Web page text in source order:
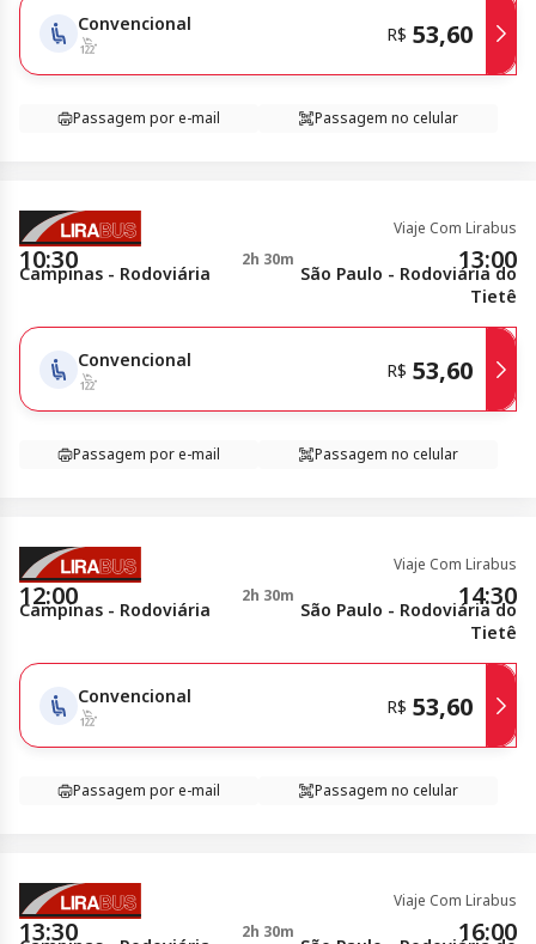
Convencional R$ 53,60
Passagem por e-mail Passagem no celular
Viaje Com Lirabus
10:30 2h 30m 13:00
Campinas - Rodoviária
São Paulo - Rodoviária do
Tietê
Convencional R$ 53,60
Passagem por e-mail Passagem no celular
Viaje Com Lirabus
12:00 2h 30m 14:30
Campinas - Rodoviária
São Paulo - Rodoviária do
Tietê
Convencional R$ 53,60
Passagem por e-mail Passagem no celular
Viaje Com Lirabus
13:30 2h 30m 16:00